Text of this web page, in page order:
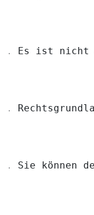
Es ist nicht
Sie können